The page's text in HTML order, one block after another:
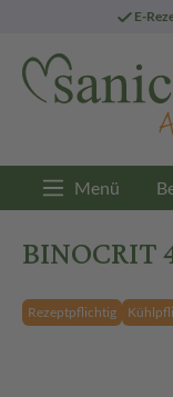
E-
Menü
BINOCRIT
Rezeptpflichtig